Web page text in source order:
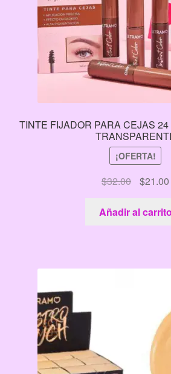
TINTE FIJADOR PARA CEJAS
¡OFERTA!
$32.00
El
precio
original
era:
$21.00El
Añadir al carrito